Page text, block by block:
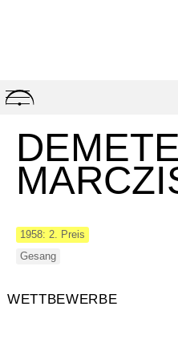
Skip
to
1958: 2. Preis
Gesang
WETTBEWERBE